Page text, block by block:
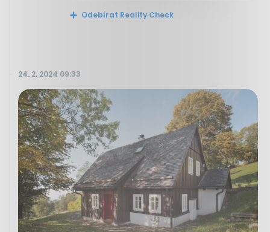
Odebírat Reality Check
24. 2. 2024 09:33